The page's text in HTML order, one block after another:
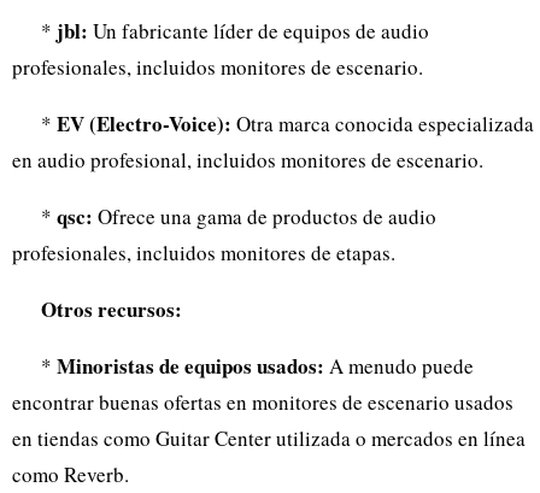
* jbl: Un fabricante líder de equipos de audio
profesionales, incluidos monitores de escenario.
* EV (Electro-Voice): Otra marca conocida especializada
en audio profesional, incluidos monitores de escenario.
* qsc: Ofrece una gama de productos de audio
profesionales, incluidos monitores de etapas.
Otros recursos:
* Minoristas de equipos usados: A menudo puede
encontrar buenas ofertas en monitores de escenario usados ​​
en tiendas como Guitar Center utilizada o mercados en línea
como Reverb.